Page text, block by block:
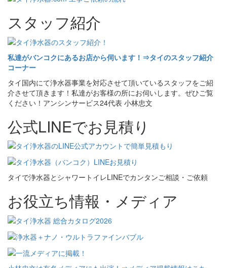
スタッフ紹介
私達がバンコクにあるお店から伺います！⇒タイのスタッフ紹介
コーナー
タイ国内にて浄水器事業を対応させて頂いているスタッフをご紹
介させて頂きます！私達がお客様の所にお伺いします。ぜひご覧
ください！アンシンサービス24代表 小林忠文
公式LINEでお見積り
タイで浄水器とシャワートイレLINEでカンタンご相談・ご依頼
お役立ち情報・メディア